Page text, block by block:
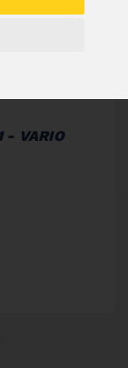
- VARIO